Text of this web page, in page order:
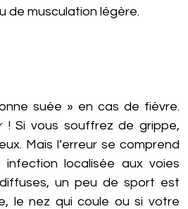
de musculation légère.
suée » en cas de fièvre.
! Si vous souffrez de grippe,
Mais l’erreur se comprend
localisée aux voies
un peu de sport est
le nez qui coule ou si votre